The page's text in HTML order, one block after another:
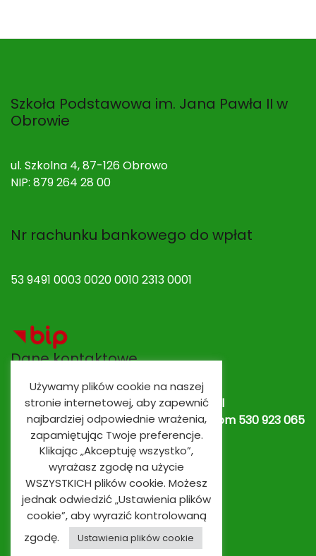
Szkoła Podstawowa im. Jana Pawła II w
Obrowie
ul. Szkolna 4, 87-126 Obrowo
NIP: 879 264 28 00
Nr rachunku bankowego do wpłat
53 9491 0003 0020 0010 2313 0001
Dane kontaktowe
Adres e-mail:spobrowo@spobrowo.pl
Nr telefonu / fax:(56) 674 70 30 tel. kom 530 923 065
530 923 839Oddziały przedszkolne
Używamy plików cookie na naszej
stronie internetowej, aby zapewnić
najbardziej odpowiednie wrażenia,
zapamiętując Twoje preferencje.
Klikając „Akceptuję wszystko”,
wyrażasz zgodę na użycie
WSZYSTKICH plików cookie. Możesz
jednak odwiedzić „Ustawienia plików
cookie”, aby wyrazić kontrolowaną
zgodę.
Ustawienia plików cookie